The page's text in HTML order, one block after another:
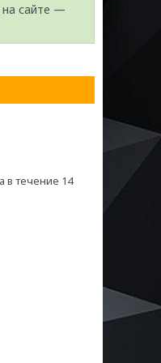
на сайте —
в течение 14